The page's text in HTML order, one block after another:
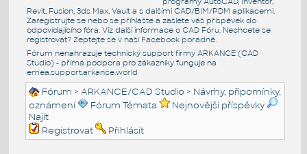
Revit, Fusion, 3ds Max, Vault a s dalšími CAD/BIM/PDM aplikacemi.
Zaregistrujte se nebo se přihlašte a zašlete váš příspěvek do
odpovídajícího fóra. Viz další informace o CAD Fóru. Nechcete se
registrovat? Zeptejte se v naší Facebook poradně.
Fórum nenahrazuje technický support firmy ARKANCE (CAD
Studio) - přímá podpora pro zákazníky funguje na
emea.support.arkance.world
Fórum >ARKANCE/CAD Studio > Návrhy, připomínky,
oznámení
Fórum Témata
Nejnovější příspěvky
Najít
Registrovat
Přihlásit